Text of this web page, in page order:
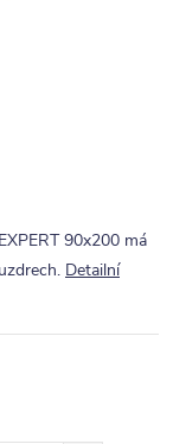
90x200 má
Detailní